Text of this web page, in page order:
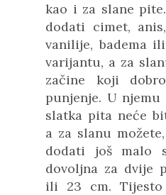
kao i za slane
dodati cimet,
vanilije, badema
varijantu, a za
začine koji
punjenje. U njemu
slatka pita neće
a za slanu
dodati još malo
dovoljna za dvije
ili 23 cm.